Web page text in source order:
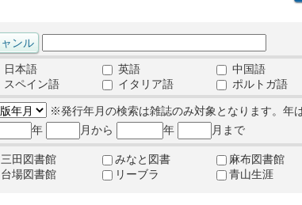
日本語 英語 中国語
スペイン語
イタリア語 ポルトガ語
※発行年月の検索は雑誌のみ対象となります。年
年
月から 年 月まで
三田図書館 みなと図書 麻布図書館
台場図書館
リーブラ 青山生涯